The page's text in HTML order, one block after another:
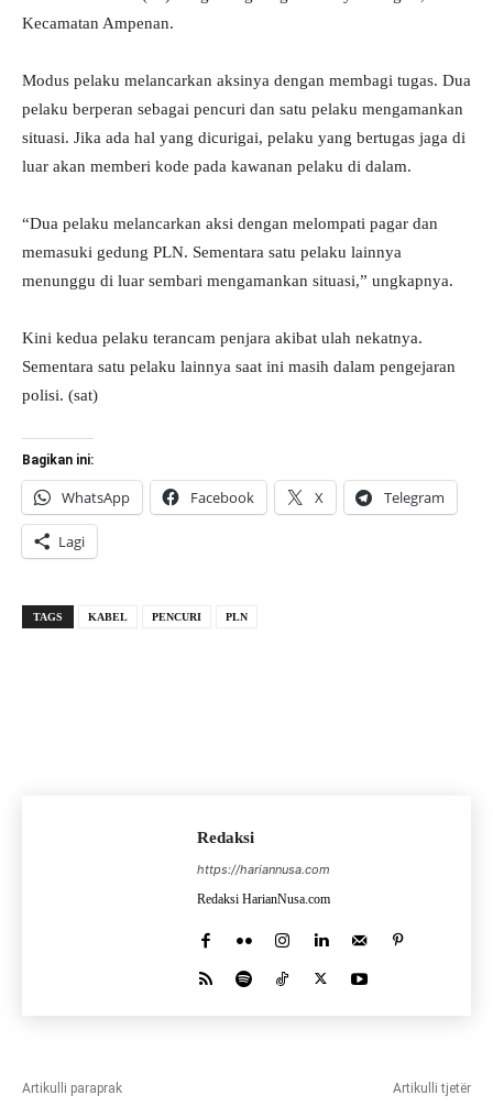
Kecamatan Ampenan.
Modus pelaku melancarkan aksinya dengan membagi tugas. Dua
pelaku berperan sebagai pencuri dan satu pelaku mengamankan
situasi. Jika ada hal yang dicurigai, pelaku yang bertugas jaga di
luar akan memberi kode pada kawanan pelaku di dalam.
“Dua pelaku melancarkan aksi dengan melompati pagar dan
memasuki gedung PLN. Sementara satu pelaku lainnya
menunggu di luar sembari mengamankan situasi,” ungkapnya.
Kini kedua pelaku terancam penjara akibat ulah nekatnya.
Sementara satu pelaku lainnya saat ini masih dalam pengejaran
polisi. (sat)
Bagikan ini:
WhatsApp Facebook X Telegram
Lagi
TAGS KABEL PENCURI PLN
Redaksi
https://hariannusa.com
Redaksi HarianNusa.com
Artikulli paraprak
Artikulli tjetër